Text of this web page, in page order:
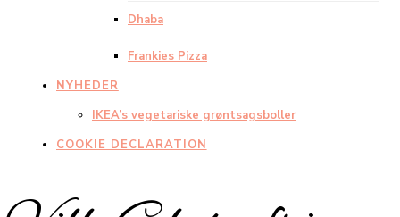
Dhaba
Frankies Pizza
NYHEDER
IKEA’s vegetariske grøntsagsboller
COOKIE DECLARATION